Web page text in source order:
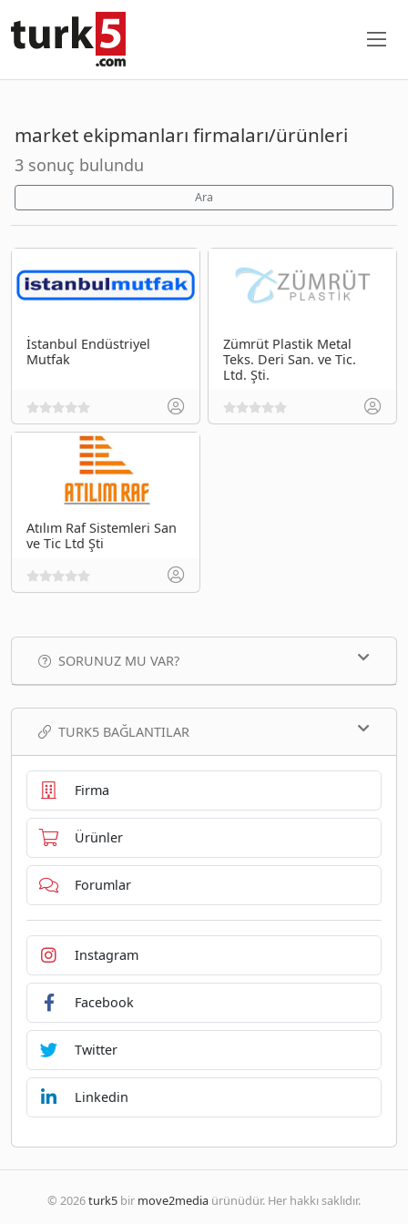
market ekipmanları firmaları/ürünleri
3 sonuç bulundu
Ara
İstanbul Endüstriyel
Mutfak
Zümrüt Plastik Metal
Teks. Deri San. ve Tic.
Ltd. Şti.
Atılım Raf Sistemleri San
ve Tic Ltd Şti
SORUNUZ MU VAR?
TURK5 BAĞLANTILAR
Firma
Ürünler
Forumlar
Instagram
Facebook
Twitter
Linkedin
© 2026turk5 bir move2media ürünüdür. Her hakkı saklıdır.